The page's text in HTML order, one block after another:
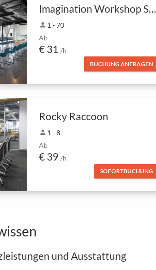
Imagination Workshop Space
person 1 - 70
Ab
€ 31 /h
BUCHUNG ANFRAGEN
Rocky Raccoon
person 1 - 8
Ab
€ 39 /h
SOFORTBUCHUNG
und Ausstattung